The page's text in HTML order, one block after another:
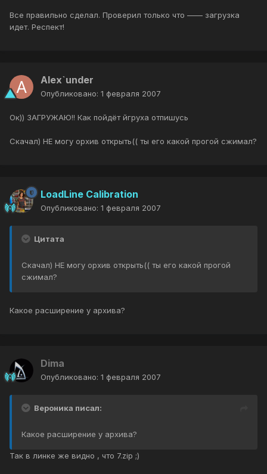
Все правильно сделал. Проверил только что —— загрузка
идет. Респект!
Alex`under
Опубликовано: 1 февраля 2007
Ок)) ЗАГРУЖАЮ!! Как пойдёт йгруха отпишусь
Скачал) НЕ могу орхив открыть(( ты его какой прогой сжимал?
LoadLine Calibration
Опубликовано: 1 февраля 2007
Цитата
Скачал) НЕ могу орхив открыть(( ты его какой прогой
сжимал?
Какое расширение у архива?
Dima
Опубликовано: 1 февраля 2007
Вероника писал:
Какое расширение у архива?
Так в линке же видно , что 7.zip ;)